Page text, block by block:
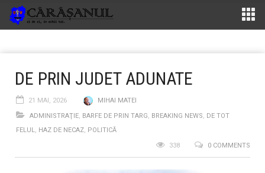
DE PRIN JUDET ADUNATE
21 MAI, 2026
MIHAI MATEI
ADMINISTRAŢIE, BARFE DE PRIN TARG, BREAKING NEWS, DE TOT
FELUL, HAZ DE NECAZ, POLITICĂ
0 COMMENTS
338